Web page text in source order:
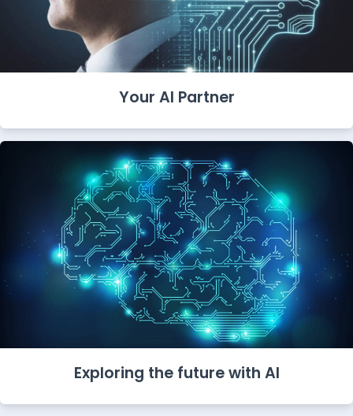
Your AI Partner
Exploring the future with AI